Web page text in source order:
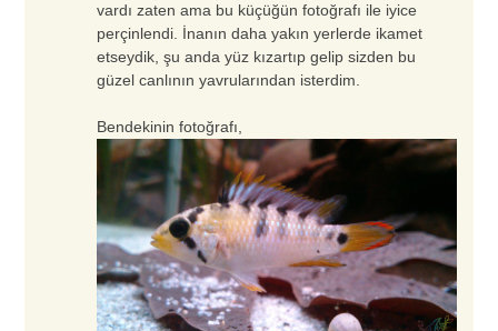
vardı zaten ama bu küçüğün fotoğrafı ile iyice
perçinlendi. İnanın daha yakın yerlerde ikamet
etseydik, şu anda yüz kızartıp gelip sizden bu
güzel canlının yavrularından isterdim.
Bendekinin fotoğrafı,